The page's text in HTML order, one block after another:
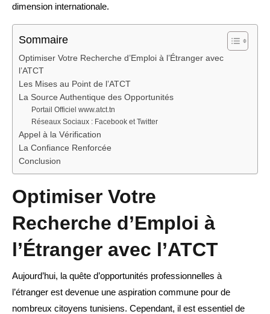
dimension internationale.
Sommaire
Optimiser Votre Recherche d’Emploi à l’Étranger avec
l’ATCT
Les Mises au Point de l’ATCT
La Source Authentique des Opportunités
Portail Officiel www.atct.tn
Réseaux Sociaux : Facebook et Twitter
Appel à la Vérification
La Confiance Renforcée
Conclusion
Optimiser Votre
Recherche d’Emploi à
l’Étranger avec l’ATCT
Aujourd’hui, la quête d’opportunités professionnelles à
l’étranger est devenue une aspiration commune pour de
nombreux citoyens tunisiens. Cependant, il est essentiel de